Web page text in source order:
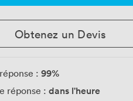
Obtenez un Devis
: 99%
réponse : dans l'heure